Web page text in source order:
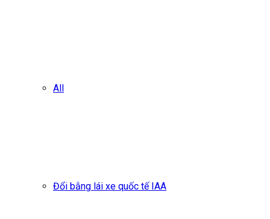
All
Đổi bằng lái xe quốc tế IAA